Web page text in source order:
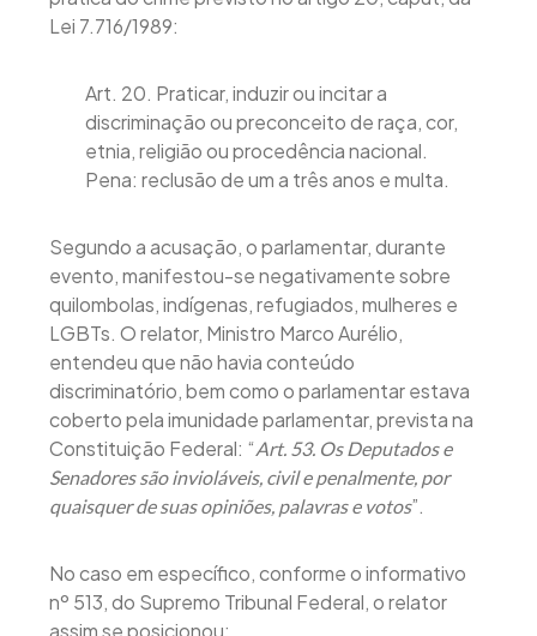
Lei 7.716/1989:
Art. 20. Praticar, induzir ou incitar a
discriminação ou preconceito de raça, cor,
etnia, religião ou procedência nacional.
Pena: reclusão de um a três anos e multa.
Segundo a acusação, o parlamentar, durante
evento, manifestou-se negativamente sobre
quilombolas, indígenas, refugiados, mulheres e
LGBTs. O relator, Ministro Marco Aurélio,
entendeu que não havia conteúdo
discriminatório, bem como o parlamentar estava
coberto pela imunidade parlamentar, prevista na
Constituição Federal: “Art. 53. Os Deputados e
Senadores são invioláveis, civil e penalmente, por
quaisquer de suas opiniões, palavras e votos”.
No caso em específico, conforme o informativo
nº 513, do Supremo Tribunal Federal, o relator